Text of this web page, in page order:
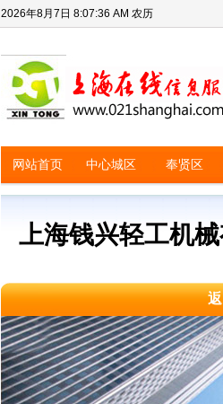
2026年8月7日 8:07:36 AM 农历
网站首页 中心城区 奉贤区
上海钱兴轻工机械